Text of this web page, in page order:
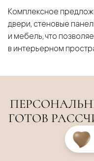
Комплексное
двери, стеновые
и мебель, что
в интерьерном
ГОТОВ